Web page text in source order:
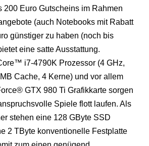
200 Euro Gutscheins im Rahmen
(auch Notebooks mit Rabatt
günstiger zu haben (noch bis
eine satte Ausstattung.
i7-4790K Prozessor (4 GHz,
Cache, 4 Kerne) und vor allem
GTX 980 Ti Grafikkarte sorgen
Spiele flott laufen. Als
stehen eine 128 GByte SSD
2 TByte konventionelle Festplatte